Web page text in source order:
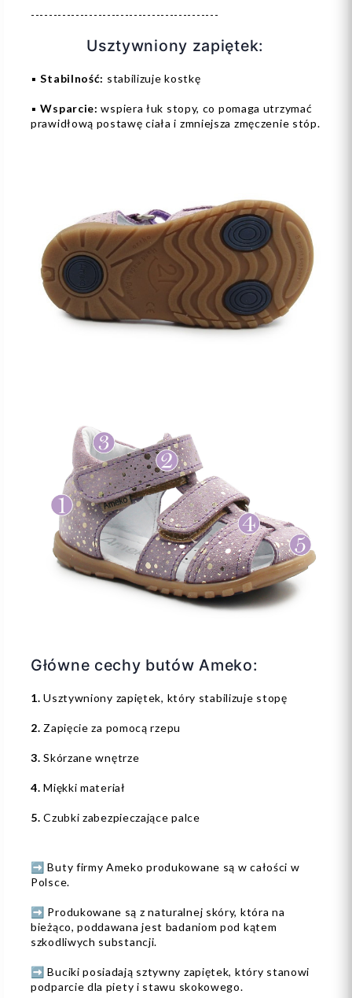
------------------------------------------
Usztywniony zapiętek:
▪️ Stabilność: stabilizuje kostkę
▪️ Wsparcie:wspiera łuk stopy, co pomaga utrzymać
prawidłową postawę ciała i zmniejsza zmęczenie stóp.
Główne cechy butów Ameko:
1. Usztywniony zapiętek, który stabilizuje stopę
2. Zapięcie za pomocą rzepu
3. Skórzane wnętrze
4. Miękki materiał
5. Czubki zabezpieczające palce
➡️ Buty firmy Ameko produkowane są w całości w
Polsce.
➡️ Produkowane są z naturalnej skóry, która na
bieżąco, poddawana jest badaniom pod kątem
szkodliwych substancji.
➡️ Buciki posiadają sztywny zapiętek, który stanowi
podparcie dla piety i stawu skokowego.